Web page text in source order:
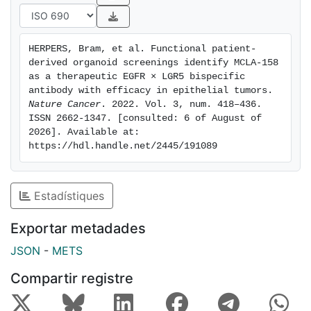
for several epithelial cancer types.© 2022. The
Author(s), under exclusive licence to Springer Nature
HERPERS, Bram, et al. Functional patient-
derived organoid screenings identify MCLA-158
as a therapeutic EGFR × LGR5 bispecific
Nature Cancer . 2022. Vol. 3, num. 418–436.
ISSN 2662-1347. [consulted: 6 of August of
2026]. Available at:
https://hdl.handle.net/2445/191089
Estadístiques
Exportar metadades
JSON - METS
Compartir registre